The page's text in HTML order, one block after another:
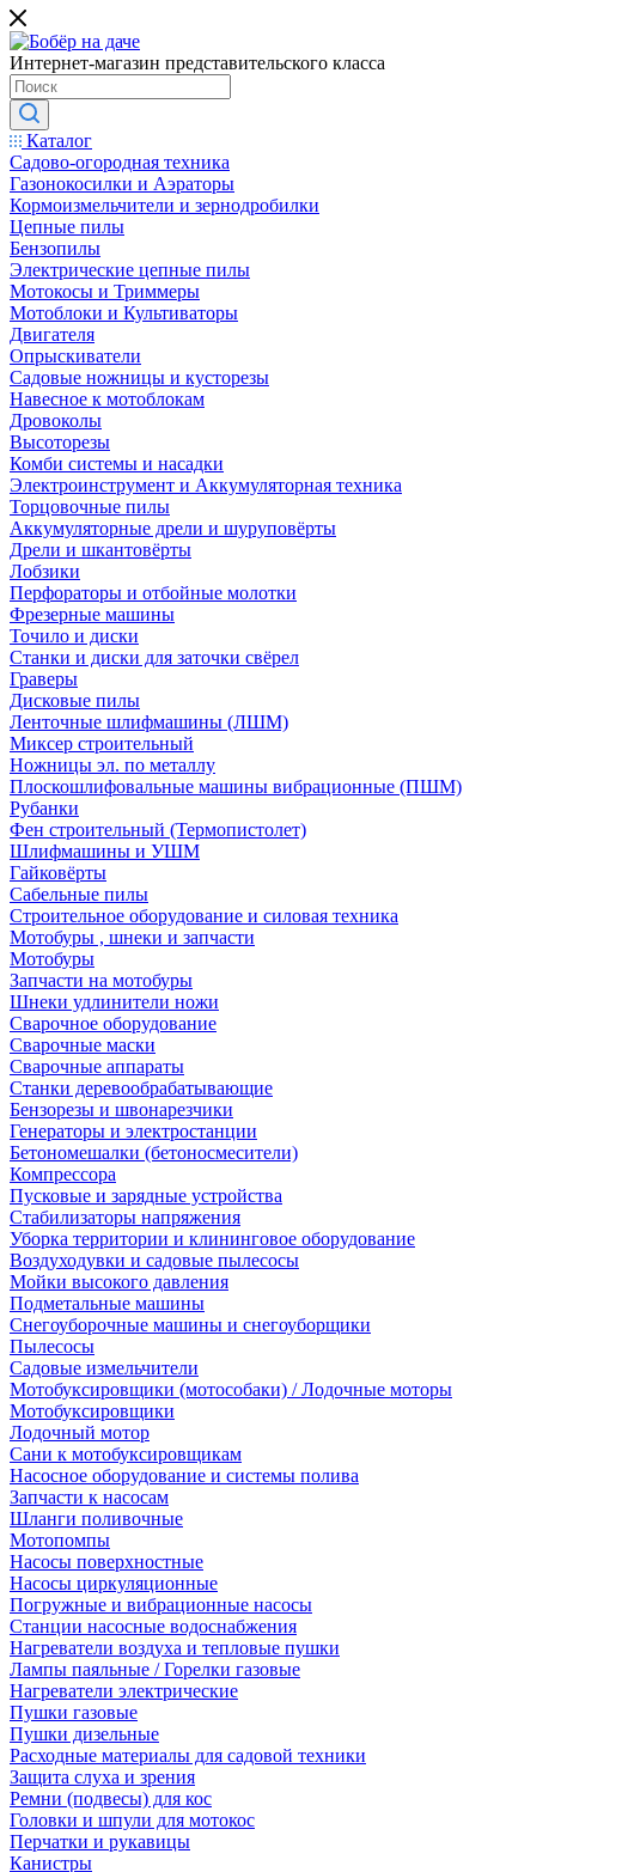
Интернет-магазин представительского класса
Каталог
Садово-огородная техника
Газонокосилки и Аэраторы
Кормоизмельчители и зернодробилки
Цепные пилы
Бензопилы
Электрические цепные пилы
Мотокосы и Триммеры
Мотоблоки и Культиваторы
Двигателя
Опрыскиватели
Садовые ножницы и кусторезы
Навесное к мотоблокам
Дровоколы
Высоторезы
Комби системы и насадки
Электроинструмент и Аккумуляторная техника
Торцовочные пилы
Аккумуляторные дрели и шуруповёрты
Дрели и шкантовёрты
Лобзики
Перфораторы и отбойные молотки
Фрезерные машины
Точило и диски
Станки и диски для заточки свёрел
Граверы
Дисковые пилы
Ленточные шлифмашины (ЛШМ)
Миксер строительный
Ножницы эл. по металлу
Плоскошлифовальные машины вибрационные (ПШМ)
Рубанки
Фен строительный (Термопистолет)
Шлифмашины и УШМ
Гайковёрты
Сабельные пилы
Строительное оборудование и силовая техника
Мотобуры , шнеки и запчасти
Мотобуры
Запчасти на мотобуры
Шнеки удлинители ножи
Сварочное оборудование
Сварочные маски
Сварочные аппараты
Станки деревообрабатывающие
Бензорезы и швонарезчики
Генераторы и электростанции
Бетономешалки (бетоносмесители)
Компрессора
Пусковые и зарядные устройства
Стабилизаторы напряжения
Уборка территории и клининговое оборудование
Воздуходувки и садовые пылесосы
Мойки высокого давления
Подметальные машины
Снегоуборочные машины и снегоуборщики
Пылесосы
Садовые измельчители
Мотобуксировщики (мотособаки) / Лодочные моторы
Мотобуксировщики
Лодочный мотор
Сани к мотобуксировщикам
Насосное оборудование и системы полива
Запчасти к насосам
Шланги поливочные
Мотопомпы
Насосы поверхностные
Насосы циркуляционные
Погружные и вибрационные насосы
Станции насосные водоснабжения
Нагреватели воздуха и тепловые пушки
Лампы паяльные / Горелки газовые
Нагреватели электрические
Пушки газовые
Пушки дизельные
Расходные материалы для садовой техники
Защита слуха и зрения
Ремни (подвесы) для кос
Головки и шпули для мотокос
Перчатки и рукавицы
Канистры